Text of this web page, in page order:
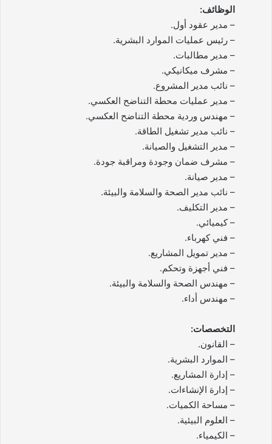
الوظائف:
– مدير عقود أول.
– رئيس عمليات الموارد البشرية.
– مدير مطالبات.
– مشرف ميكانيكي.
– نائب مدير المشروع.
– مدير عمليات محطة التناضح العكسي.
– مهندس وردية محطة التناضح العكسي.
– نائب مدير تشغيل الطاقة.
– مدير التشغيل والصيانة.
– مشرف ضمان وجودة ومراقبة جودة.
– مدير صيانة.
– نائب مدير الصحة والسلامة والبيئة.
– مدير التكليف.
– كيميائي.
– فني كهرباء.
– مدير تمويل المشاريع.
– فني أجهزة وتحكم.
– مهندس الصحة والسلامة والبيئة.
– مهندس أداء.
التخصصات:
– القانون.
– الموارد البشرية.
– إدارة المشاريع.
– إدارة الإنشاءات.
– مساحة الكميات.
– العلوم البيئية.
– الكيمياء.